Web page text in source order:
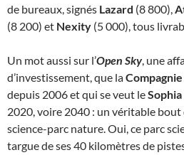
de bureaux, signés Lazard (8 800),
(8 200) et Nexity (5 000), tous
Un mot aussi sur l’Open Sky, une
d’investissement, que la
depuis 2006 et qui se veut le
2020, voire 2040 : un véritable bout
science-parc nature. Oui, ce parc
targue de ses 40 kilomètres de